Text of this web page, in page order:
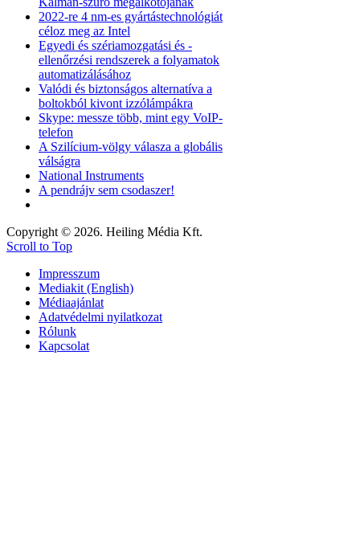
2022-re 4 nm-es gyártástechnológiát
céloz meg az Intel
Egyedi és szériamozgatási és -
ellenőrzési rendszerek a folyamatok
automatizálásához
Valódi és biztonságos alternatíva a
boltokból kivont izzólámpákra
Skype: messze több, mint egy VoIP-
telefon
A Szilícium-völgy válasza a globális
válságra
National Instruments
A pendrájv sem csodaszer!
Copyright © 2026. Heiling Média Kft.
Scroll to Top
Impresszum
Mediakit (English)
Médiaajánlat
Adatvédelmi nyilatkozat
Rólunk
Kapcsolat